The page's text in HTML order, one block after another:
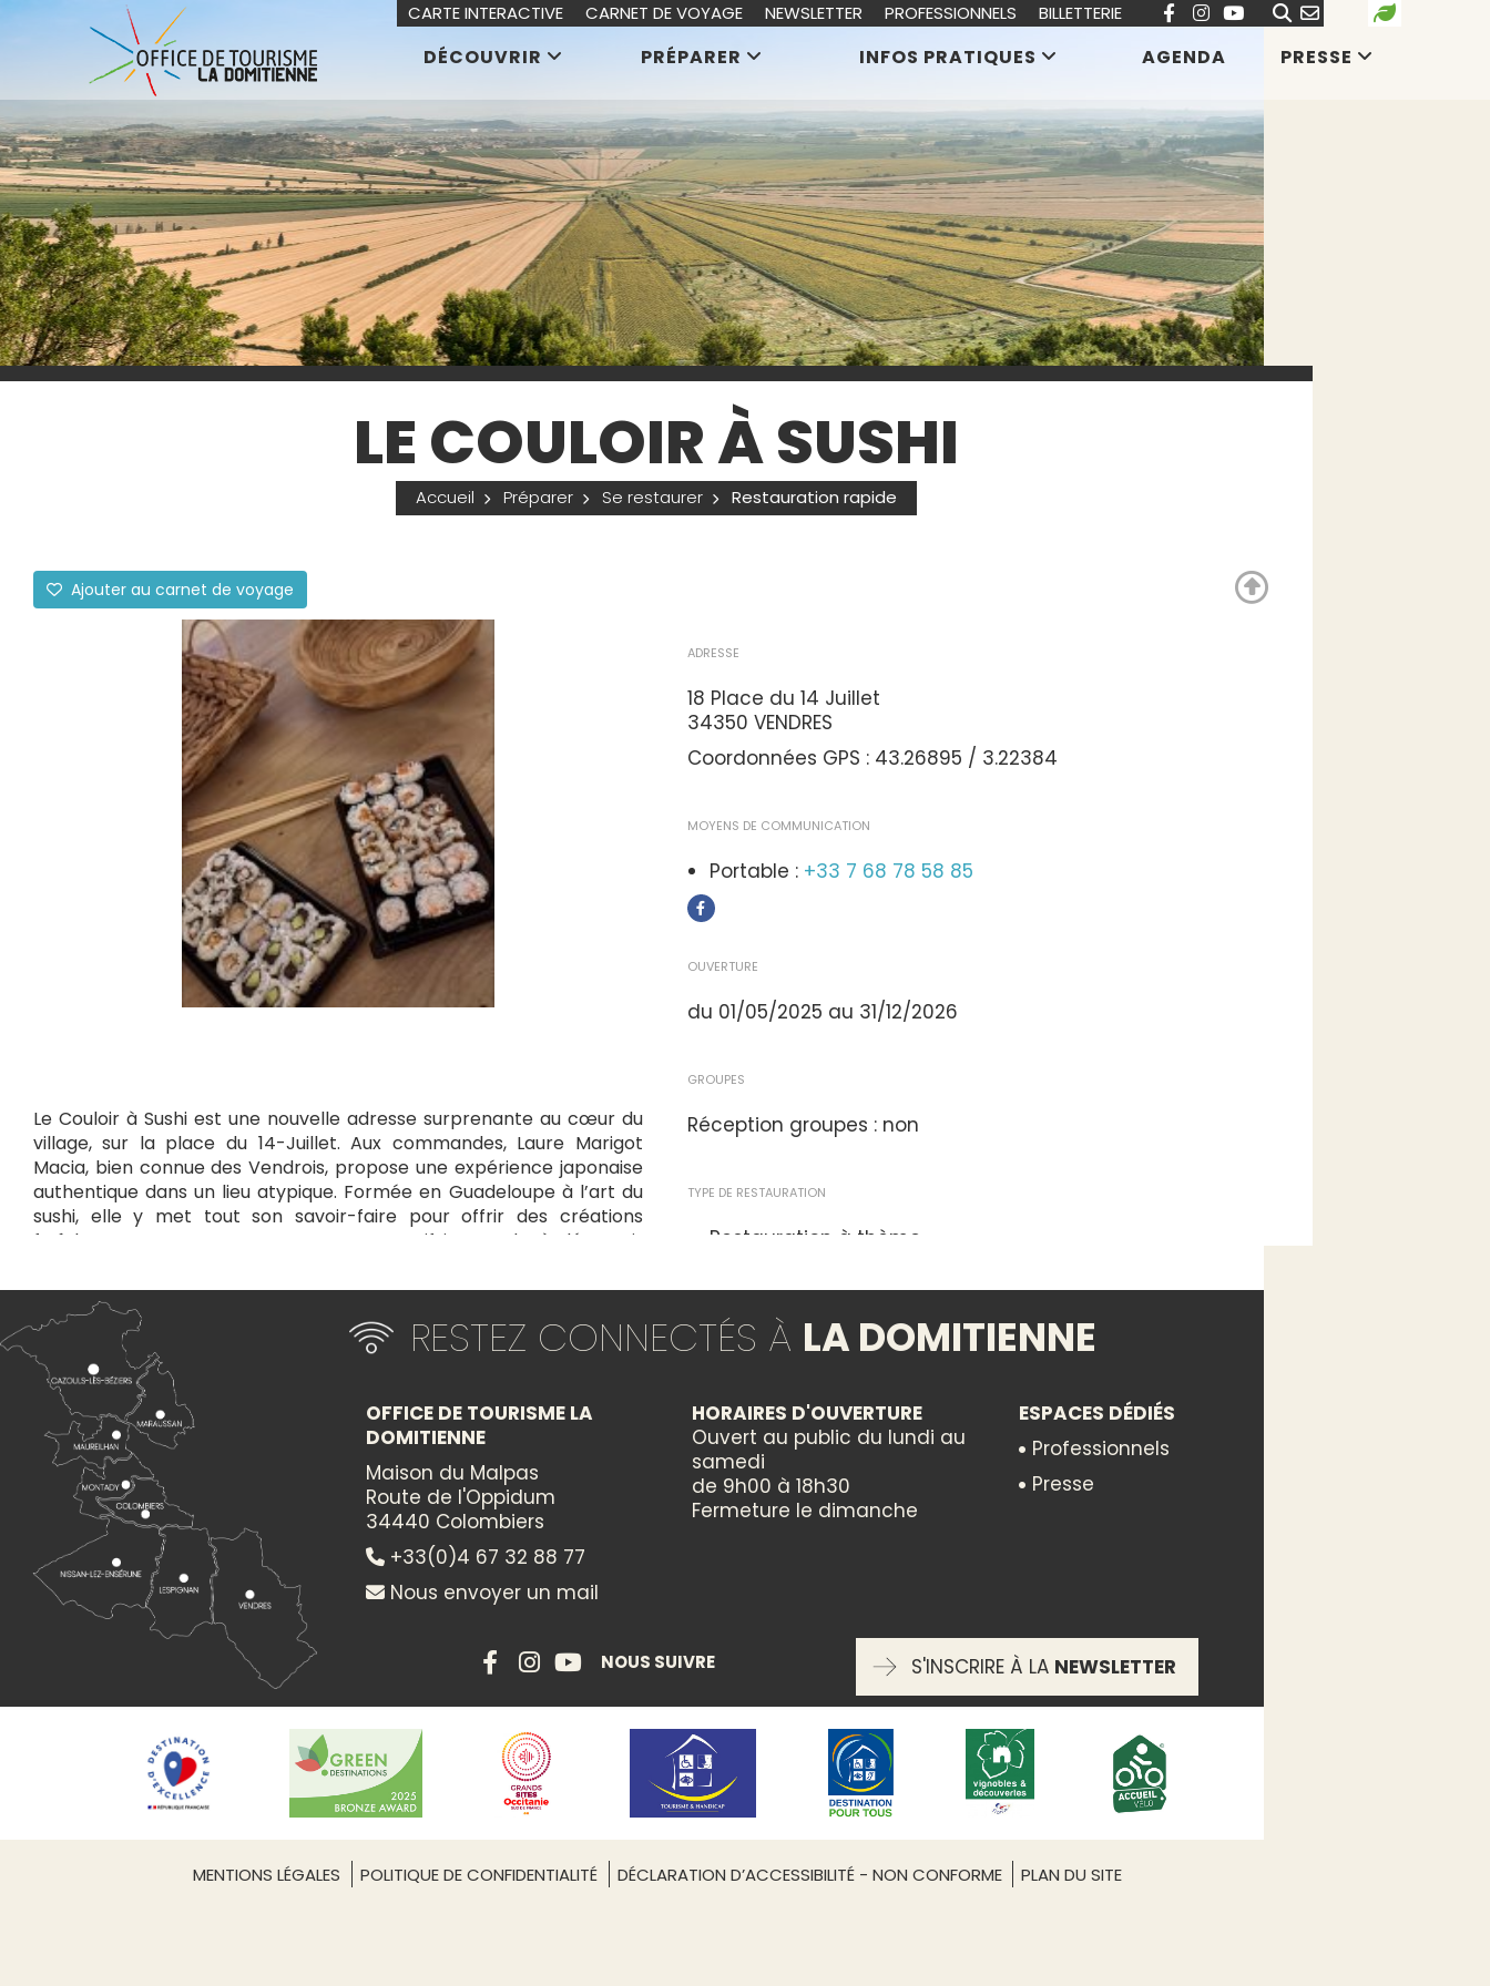
LE COULOIR À SUSHI
Accueil Préparer Se restaurer Restauration rapide
Ajouter au carnet de voyage
Le Couloir à Sushi est une nouvelle adresse surprenante au cœur du
village, sur la place du 14-Juillet. Aux commandes, Laure Marigot
Macia, bien connue des Vendrois, propose une expérience japonaise
authentique dans un lieu atypique. Formée en Guadeloupe à l’art du
sushi, elle y met tout son savoir-faire pour offrir des créations
fraîches et savoureuses. Un voyage gustatif inattendu, à découvrir
Itinéraire vers
LE COULOIR À SUSHI
×
+
ADRESSE
18 Place du 14 Juillet
34350 VENDRES
Coordonnées GPS : 43.26895 / 3.22384
MOYENS DE COMMUNICATION
Portable : +33 7 68 78 58 85
OUVERTURE
du 01/05/2025 au 31/12/2026
GROUPES
Réception groupes : non
TYPE DE RESTAURATION
Restauration à thème
Cuisine asiatique
DÉCOUVRIR PRÉPARER INFOS PRATIQUES AGENDA PRESSE
CARTE INTERACTIVE CARNET DE VOYAGE NEWSLETTER PROFESSIONNELS BILLETTERIE
RESTEZ CONNECTÉS À LA DOMITIENNE
OFFICE DE TOURISME LA
DOMITIENNE
Maison du Malpas
Route de l'Oppidum
34440 Colombiers
+33(0)4 67 32 88 77
Nous envoyer un mail
HORAIRES D'OUVERTURE
Ouvert au public du lundi au
samedi
de 9h00 à 18h30
Fermeture le dimanche
ESPACES DÉDIÉS
Professionnels
Presse
NOUS SUIVRE S'INSCRIRE À LA NEWSLETTER
MENTIONS LÉGALES POLITIQUE DE CONFIDENTIALITÉ DÉCLARATION D’ACCESSIBILITÉ - NON CONFORME PLAN DU SITE